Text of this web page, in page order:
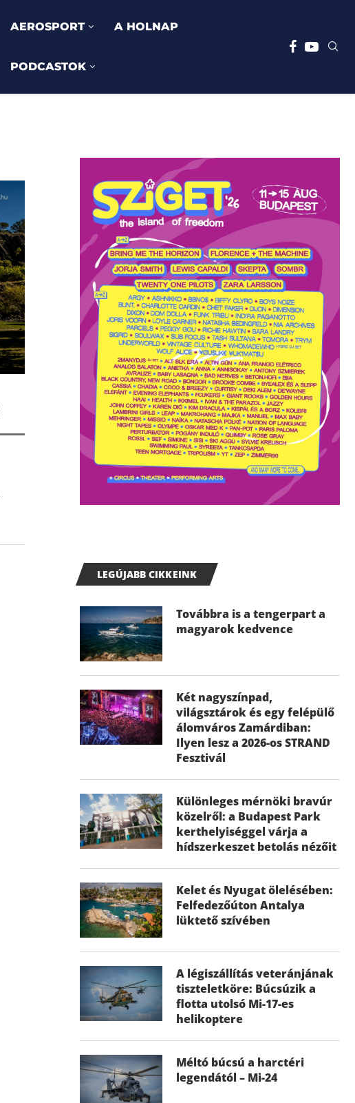
AEROSPORT A HOLNAP
PODCASTOK
LEGÚJABB CIKKEINK
Továbbra is a tengerpart a
magyarok kedvence
Két nagyszínpad,
világsztárok és egy felépülő
álomváros Zamárdiban:
Ilyen lesz a 2026-os STRAND
Fesztivál
Különleges mérnöki bravúr
közelről: a Budapest Park
kerthelyiséggel várja a
hídszerkeszet betolás nézőit
Kelet és Nyugat ölelésében:
Felfedezőúton Antalya
lüktető szívében
A légiszállítás veteránjának
tiszteletköre: Búcsúzik a
flotta utolsó Mi-17-es
helikoptere
Méltó búcsú a harctéri
legendától – Mi-24